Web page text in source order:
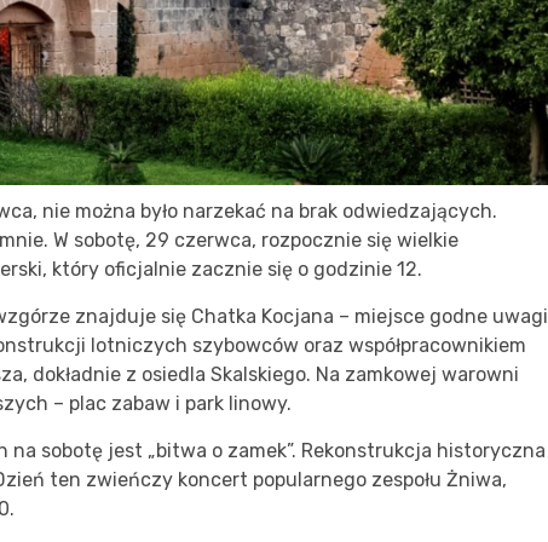
nie można było narzekać na brak odwiedzających.
W sobotę, 29 czerwca, rozpocznie się wielkie
który oficjalnie zacznie się o godzinie 12.
znajduje się Chatka Kocjana – miejsce godne uwagi
lotniczych szybowców oraz współpracownikiem
dokładnie z osiedla Skalskiego. Na zamkowej warowni
– plac zabaw i park linowy.
sobotę jest „bitwa o zamek”. Rekonstrukcja historyczna
ten zwieńczy koncert popularnego zespołu Żniwa,